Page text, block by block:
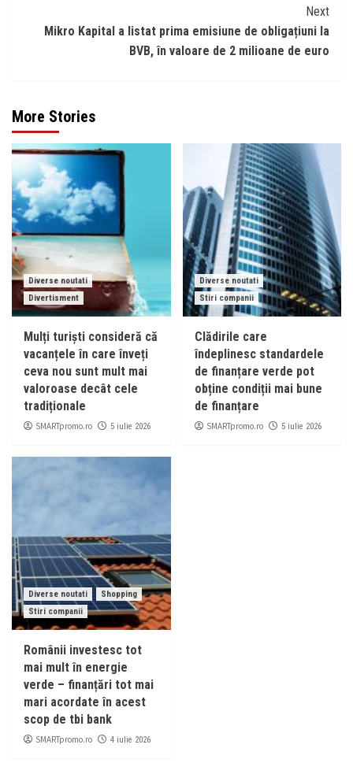
Next
Mikro Kapital a listat prima emisiune de obligațiuni la
BVB, în valoare de 2 milioane de euro
More Stories
Diverse noutati
Divertisment
Mulți turiști consideră că
vacanțele în care înveți
ceva nou sunt mult mai
valoroase decât cele
tradiționale
SMARTpromo.ro 5 iulie 2026
Diverse noutati
Stiri companii
Clădirile care
îndeplinesc standardele
de finanțare verde pot
obține condiții mai bune
de finanțare
SMARTpromo.ro 5 iulie 2026
Diverse noutati
Shopping
Stiri companii
Românii investesc tot
mai mult în energie
verde – finanțări tot mai
mari acordate în acest
scop de tbi bank
SMARTpromo.ro 4 iulie 2026